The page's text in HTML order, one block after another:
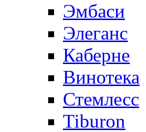
Эмбаси
Элеганс
Каберне
Винотека
Стемлесс
Tiburon